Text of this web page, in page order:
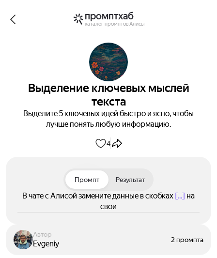
промптхаб
каталог промптов Алисы
Выделение ключевых мыслей
текста
Выделите 5 ключевых идей быстро и ясно, чтобы
лучше понять любую информацию.
4
Промпт Результат
В чате с Алисой замените данные в скобках [...] на
свои
Автор
Evgeniy 2 промпта